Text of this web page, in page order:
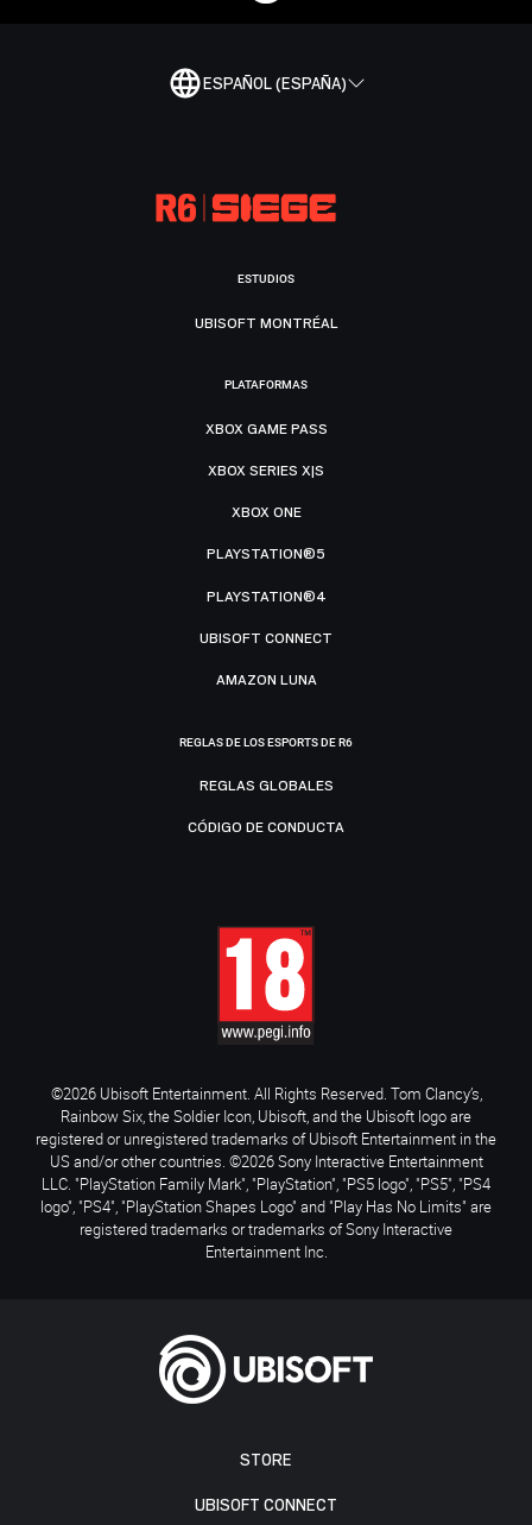
ESPAÑOL (ESPAÑA)
STORE
UBISOFT CONNECT
ESTUDIOS
UBISOFT MONTRÉAL
PLATAFORMAS
XBOX GAME PASS
XBOX SERIES X|S
XBOX ONE
PLAYSTATION®5
PLAYSTATION®4
UBISOFT CONNECT
AMAZON LUNA
REGLAS DE LOS ESPORTS DE R6
REGLAS GLOBALES
CÓDIGO DE CONDUCTA
©2026 Ubisoft Entertainment. All Rights Reserved. Tom Clancy’s,
Rainbow Six, the Soldier Icon, Ubisoft, and the Ubisoft logo are
registered or unregistered trademarks of Ubisoft Entertainment in the
US and/or other countries. ©2026 Sony Interactive Entertainment
LLC. "PlayStation Family Mark", "PlayStation", "PS5 logo", "PS5", "PS4
logo", "PS4", "PlayStation Shapes Logo" and "Play Has No Limits" are
registered trademarks or trademarks of Sony Interactive
Entertainment Inc.